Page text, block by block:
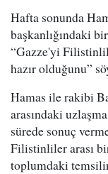
Hafta sonunda
başkanlığındaki
“Gazze'yi
hazır olduğunu”
Hamas ile rakibi
arasındaki
sürede sonuç
Filistinliler arası
toplumdaki